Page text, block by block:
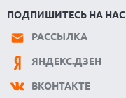
ПОДПИШИТЕСЬ НА НАС
РАССЫЛКА
ЯНДЕКС.ДЗЕН
ВКОНТАКТЕ